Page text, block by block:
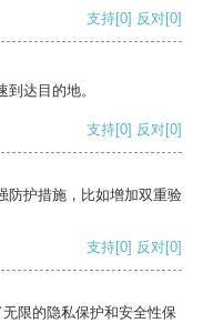
支持[0] 反对[0]
达目的地。
支持[0] 反对[0]
防护措施，比如增加双重验
支持[0] 反对[0]
限的隐私保护和安全性保